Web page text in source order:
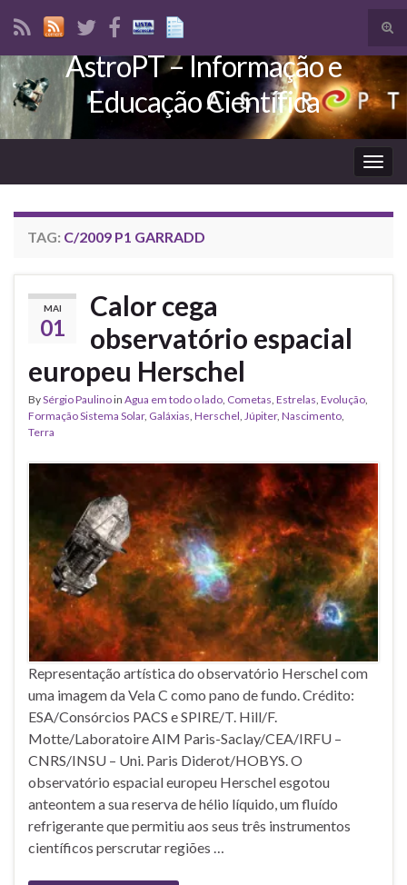
Search for:
AstroPT – Informação e
Educação Científica
TAG: C/2009 P1 GARRADD
MAI
01
Calor cega
observatório espacial
europeu Herschel
BySérgio Paulinoin Agua em todo o lado, Cometas, Estrelas, Evolução,
Formação Sistema Solar, Galáxias, Herschel, Júpiter, Nascimento,
Terra
Representação artística do observatório Herschel com
uma imagem da Vela C como pano de fundo. Crédito:
ESA/Consórcios PACS e SPIRE/T. Hill/F.
Motte/Laboratoire AIM Paris-Saclay/CEA/IRFU –
CNRS/INSU – Uni. Paris Diderot/HOBYS. O
observatório espacial europeu Herschel esgotou
anteontem a sua reserva de hélio líquido, um fluído
refrigerante que permitiu aos seus três instrumentos
científicos perscrutar regiões …